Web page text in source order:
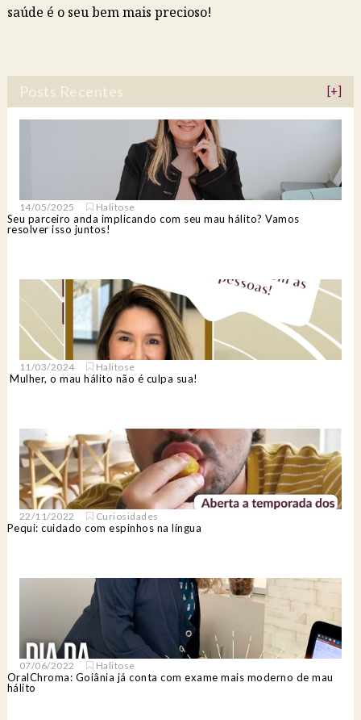
saúde é o seu bem mais precioso!
Posts Recentes [+]
14/05/2025 Halitose
Seu parceiro anda implicando com seu mau hálito? Vamos
resolver isso juntos!
11/03/2024 Halitose
Mulher, o mau hálito não é culpa sua!
22/11/2022 Curiosidades
Pequi: cuidado com espinhos na língua
07/06/2022 Halitose
OralChroma: Goiânia já conta com exame mais moderno de mau
hálito